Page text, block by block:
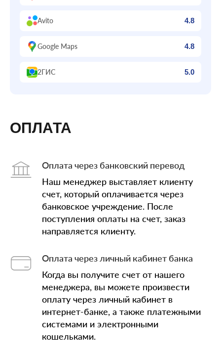
Avito 4.8
Google Maps 4.8
2ГИС 5.0
ОПЛАТА
Оплата через банковский перевод
Наш менеджер выставляет клиенту
счет, который оплачивается через
банковское учреждение. После
поступления оплаты на счет, заказ
направляется клиенту.
Оплата через личный кабинет банка
Когда вы получите счет от нашего
менеджера, вы можете произвести
оплату через личный кабинет в
интернет-банке, а также платежными
системами и электронными
кошельками.